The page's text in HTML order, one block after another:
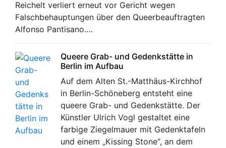
Reichelt verliert erneut vor Gericht wegen
Falschbehauptungen über den Queerbeauftragten
Alfonso Pantisano.…
Queere Grab- und Gedenkstätte in
Berlin im Aufbau
Auf dem Alten St.-Matthäus-Kirchhof
in Berlin-Schöneberg entsteht eine
queere Grab- und Gedenkstätte. Der
Künstler Ulrich Vogl gestaltet eine
farbige Ziegelmauer mit Gedenktafeln
und einem „Kissing Stone“, an dem